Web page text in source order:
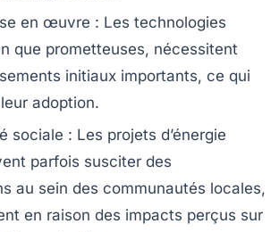
en œuvre : Les technologies
que prometteuses, nécessitent
initiaux importants, ce qui
adoption.
sociale : Les projets d’énergie
parfois susciter des
au sein des communautés locales,
en raison des impacts perçus sur